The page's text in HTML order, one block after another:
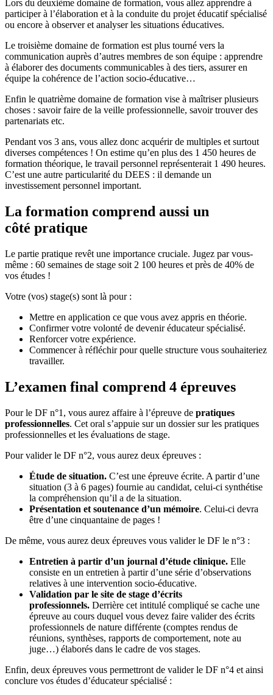
Lors du deuxième domaine de formation, vous allez apprendre à
participer à l’élaboration et à la conduite du projet éducatif spécialisé
ou encore à observer et analyser les situations éducatives.
Le troisième domaine de formation est plus tourné vers la
communication auprès d’autres membres de son équipe : apprendre
à élaborer des documents communicables à des tiers, assurer en
équipe la cohérence de l’action socio-éducative…
Enfin le quatrième domaine de formation vise à maîtriser plusieurs
choses : savoir faire de la veille professionnelle, savoir trouver des
partenariats etc.
Pendant vos 3 ans, vous allez donc acquérir de multiples et surtout
diverses compétences ! On estime qu’en plus des 1 450 heures de
formation théorique, le travail personnel représenterait 1 490 heures.
C’est une autre particularité du DEES : il demande un
investissement personnel important.
La formation comprend aussi un
côté pratique
Le partie pratique revêt une importance cruciale. Jugez par vous-
même : 60 semaines de stage soit 2 100 heures et près de 40% de
vos études !
Votre (vos) stage(s) sont là pour :
Mettre en application ce que vous avez appris en théorie.
Confirmer votre volonté de devenir éducateur spécialisé.
Renforcer votre expérience.
Commencer à réfléchir pour quelle structure vous souhaiteriez
travailler.
L’examen final comprend 4 épreuves
Pour le DF n°1, vous aurez affaire à l’épreuve de pratiques
professionnelles. Cet oral s’appuie sur un dossier sur les pratiques
professionnelles et les évaluations de stage.
Pour valider le DF n°2, vous aurez deux épreuves :
Étude de situation. C’est une épreuve écrite. A partir d’une
situation (3 à 6 pages) fournie au candidat, celui-ci synthétise
la compréhension qu’il a de la situation.
Présentation et soutenance d’un mémoire. Celui-ci devra
être d’une cinquantaine de pages !
De même, vous aurez deux épreuves vous valider le DF le n°3 :
Entretien à partir d’un journal d’étude clinique. Elle
consiste en un entretien à partir d’une série d’observations
relatives à une intervention socio-éducative.
Validation par le site de stage d’écrits
professionnels. Derrière cet intitulé compliqué se cache une
épreuve au cours duquel vous devez faire valider des écrits
professionnels de nature différente (comptes rendus de
réunions, synthèses, rapports de comportement, note au
juge…) élaborés dans le cadre de vos stages.
Enfin, deux épreuves vous permettront de valider le DF n°4 et ainsi
conclure vos études d’éducateur spécialisé :